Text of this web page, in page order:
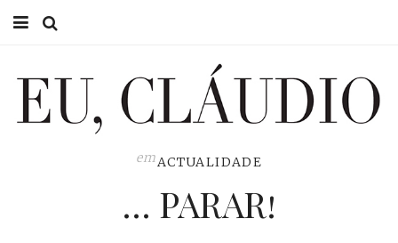
EU CLÁUDIO
emACTUALIDADE
… PARAR!